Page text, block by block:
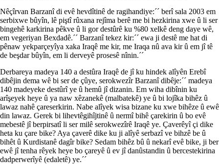
Nêçîrvan Barzanî di evê hevdîtinê de ragihandiye:´´ berî sala 2003 em
serbixwe bûyîn, lê piştî rûxana rejîma berê me bi hezkirina xwe û li ser
bingehê karkirina pêkve û li gor destûrê ku %80 xelkê deng daye wê,
em vegeriyan Bexdadê.´´ Barzanî tekez kir:´´ ewa ji destê me hat di
pênaw yekparçeyîya xaka Iraqê me kir, me Iraqa nû ava kir û em jî tê
de beşdar bûyîn, em li derveyê prosesê nînin.´´
Derbareya madeya 140 a destûra Iraqê de jî ku hindek alîyên Erebî
dibêjin dema wê bi ser de çûye, serokwezîr Barzanî dibêje:´´ madeya
140 madeyeke destûrî ye û hemû jî dizanin. Em wiha dibînin ku
arîşeyek heye û ya naw xêzanekê (malbatekê) ye û bi lojîka bihêz û
lawaz nahê çareserkirin. Nabe alîyek wisa bizane ku xwe bihêze û ewê
din lawaz. Gerek bi lihevtêgihîjtinê û nermî bihê çarekirin û bo evê
mebestê jî berpirsatî li ser milê serokwezîrê Iraqê ye. Çaverêyî çi dike
heta ku çare bike? Aya çaverê dike ku ji alîyê serbazî ve bihzê be û
bihêt û Kurdistanê dagîr bike? Sedam bihêz bû û nekarî evê bike, ji ber
ewê jî tenha rêyek heye bo çareyê û ev jî danûstandin û bercestekirina
dadperwerîyê (edaletê) ye.´´